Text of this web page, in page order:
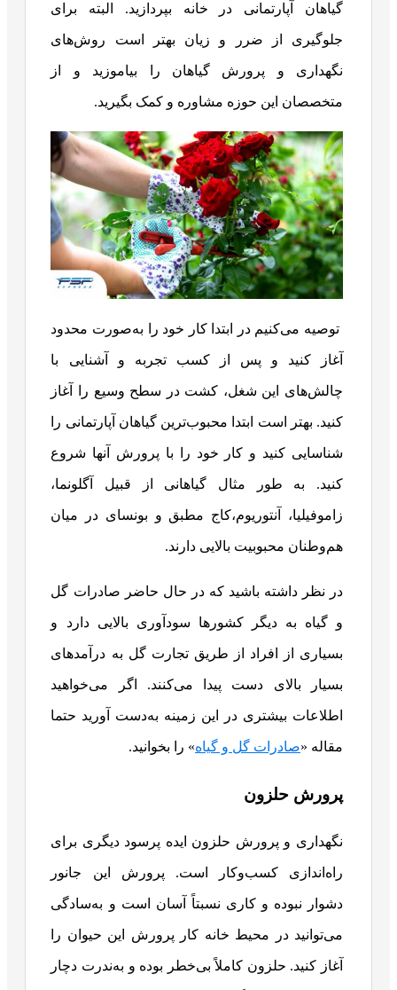
گیاهان آپارتمانی در خانه بپردازید. البته برای
جلوگیری از ضرر و زیان بهتر است روش‌های
نگهداری و پرورش گیاهان را بیاموزید و از
متخصصان این حوزه مشاوره و کمک بگیرید.
توصیه می‌کنیم در ابتدا کار خود را به‌صورت محدود
آغاز کنید و پس از کسب تجربه و آشنایی با
چالش‌های این شغل، کشت در سطح وسیع را آغاز
کنید. بهتر است ابتدا محبوب‌ترین گیاهان آپارتمانی را
شناسایی کنید و کار خود را با پرورش آنها شروع
کنید. به طور مثال گیاهانی از قبیل آگلونما،
زاموفیلیا، آنتوریوم،کاج مطبق و بونسای در میان
هم‌وطنان محبوبیت بالایی دارند.
در نظر داشته باشید که در حال حاضر صادرات گل
و گیاه به دیگر کشورها سودآوری بالایی دارد و
بسیاری از افراد از طریق تجارت گل به درآمدهای
بسیار بالای دست پیدا می‌کنند. اگر می‌خواهید
اطلاعات بیشتری در این زمینه به‌دست آورید حتما
مقاله «صادرات گل و گیاه» را بخوانید.
پرورش حلزون
نگهداری و پرورش حلزون ایده پرسود دیگری برای
راه‌اندازی کسب‌وکار است. پرورش این جانور
دشوار نبوده و کاری نسبتاً آسان است و به‌سادگی
می‌توانید در محیط خانه کار پرورش این حیوان را
آغاز کنید. حلزون کاملاً بی‌خطر بوده و به‌ندرت دچار